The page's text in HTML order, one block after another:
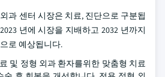
과 센터 시장은 치료, 진단으로 구분됩
년에 시장을 지배하고 2032 년까지
로 예상됩니다.
및 정형 외과 환자를위한 맞춤형 치료